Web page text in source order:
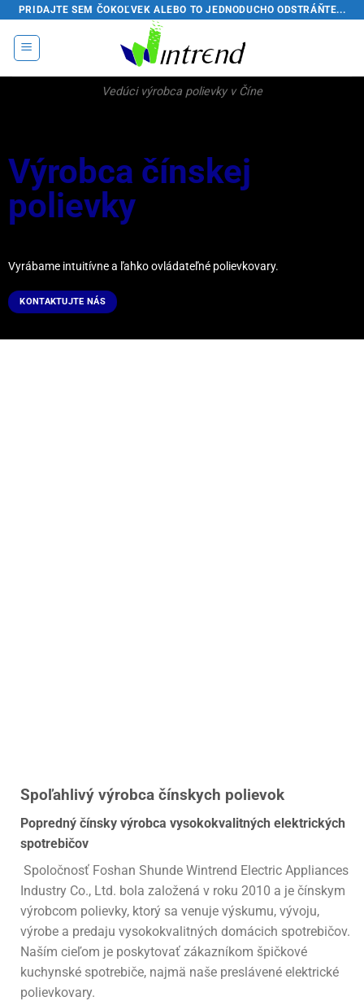
Prejsť
obsah
PRIDAJTE SEM ČOKOĽVEK ALEBO TO JEDNODUCHO ODSTRÁŇTE...
Vedúci výrobca polievky v Číne
Výrobca čínskej
polievky
Vyrábame intuitívne a ľahko ovládateľné polievkovary.
KONTAKTUJTE NÁS
Spoľahlivý výrobca čínskych polievok
Popredný čínsky výrobca vysokokvalitných elektrických
spotrebičov
Spoločnosť Foshan Shunde Wintrend Electric Appliances
Industry Co., Ltd. bola založená v roku 2010 a je čínskym
výrobcom polievky, ktorý sa venuje výskumu, vývoju,
výrobe a predaju vysokokvalitných domácich spotrebičov.
Naším cieľom je poskytovať zákazníkom špičkové
kuchynské spotrebiče, najmä naše preslávené elektrické
polievkovary.